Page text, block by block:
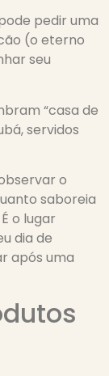
pedir uma
(o eterno
seu
“casa de
servidos
o
saboreia
o lugar
dia de
após uma